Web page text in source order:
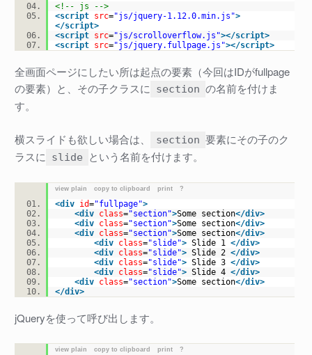
<!-- js -->
<script src="js/jquery-1.12.0.min.js">
</script>
<script src="js/scrolloverflow.js"></script>
<script src="js/jquery.fullpage.js"></script>
全画面ページにしたい所は起点の要素（今回はIDがfullpage
の要素）と、その子クラスに
section の名前を付けま
す。
横スライドも欲しい場合は、 section 要素にその子のク
ラスに
slide という名前を付けます。
view plain copy to clipboard print ?
<div id="fullpage">
<div class="section">Some section</div>
<div class="section">Some section</div>
<div class="section">Some section</div>
<div class="slide">Slide 1 </div>
<div class="slide">Slide 2 </div>
<div class="slide">Slide 3 </div>
<div class="slide">Slide 4 </div>
<div class="section">Some section</div>
</div>
jQueryを使って呼び出します。
view plain copy to clipboard print ?